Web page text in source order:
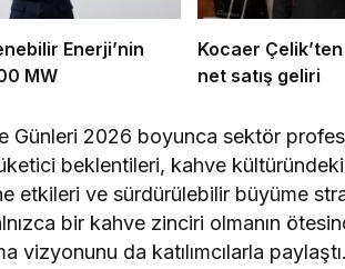
Enerji’nin
MW
Kocaer
net satış geliri
Günleri 2026 boyunca sektör
beklentileri, kahve
etkileri ve sürdürülebilir büyüme
bir kahve zinciri olmanın
vizyonunu da katılımcılarla paylaştı.